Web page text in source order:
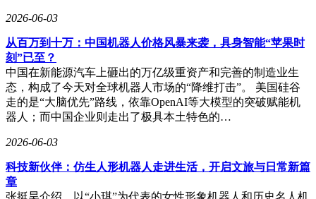
2026-06-03
从百万到十万：中国机器人价格风暴来袭，具身智能“苹果时
刻”已至？
中国在新能源汽车上砸出的万亿级重资产和完善的制造业生
态，构成了今天对全球机器人市场的“降维打击”。 美国硅谷
走的是“大脑优先”路线，依靠OpenAI等大模型的突破赋能机
器人；而中国企业则走出了极具本土特色的…
2026-06-03
科技新伙伴：仿生人形机器人走进生活，开启文旅与日常新篇
章
张挺昊介绍，以“小琪”为代表的女性形象机器人和历史名人机